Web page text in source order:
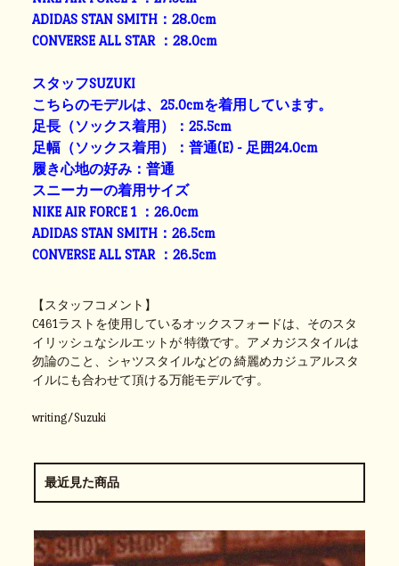
ADIDAS STAN SMITH：28.0cm
CONVERSE ALL STAR ：28.0cm
スタッフSUZUKI
こちらのモデルは、25.0cmを着用しています。
足長（ソックス着用）：25.5cm
足幅（ソックス着用）：普通(E) - 足囲24.0cm
履き心地の好み：普通
スニーカーの着用サイズ
NIKE AIR FORCE 1 ：26.0cm
ADIDAS STAN SMITH：26.5cm
CONVERSE ALL STAR ：26.5cm
【スタッフコメント】
C461ラストを使用しているオックスフォードは、そのスタ
イリッシュなシルエットが 特徴です。アメカジスタイルは
勿論のこと、シャツスタイルなどの 綺麗めカジュアルスタ
イルにも合わせて頂ける万能モデルです。
writing/Suzuki
最近見た商品